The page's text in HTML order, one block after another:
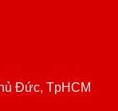
Đức, TpHCM